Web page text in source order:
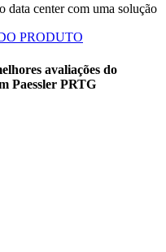
data center com uma solução
PRODUTO
avaliações do
Paessler PRTG